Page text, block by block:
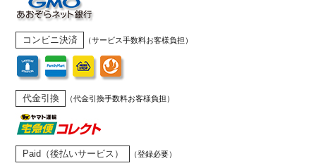
コンビニ決済 （サービス手数料お客様負担）
代金引換 （代金引換手数料お客様負担）
Paid（後払いサービス） （登録必要）